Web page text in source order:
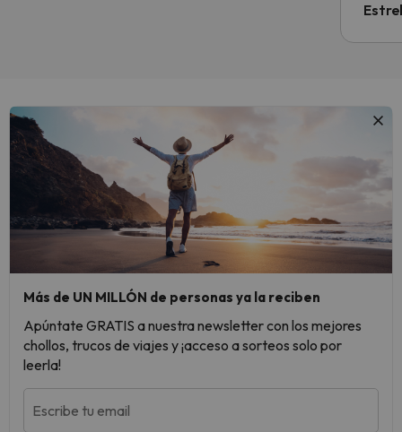
Más de UN MILLÓN de personas ya la reciben
Apúntate GRATIS a nuestra newsletter con los mejores
chollos, trucos de viajes y ¡acceso a sorteos solo por
leerla!
Escribe tu email